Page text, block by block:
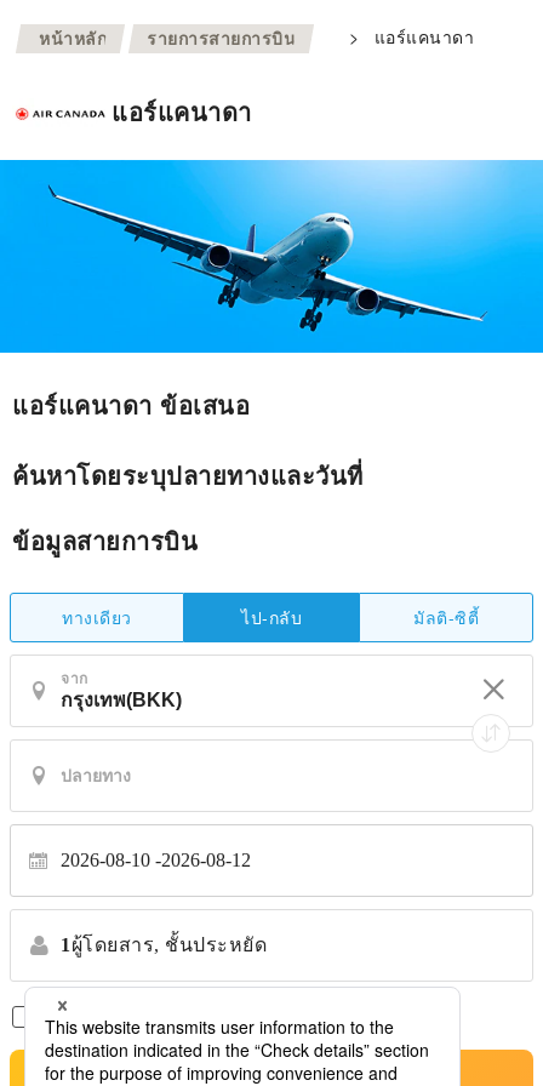
หน้าหลัก >
รายการสายการบิน > แอร์แคนาดา
แอร์แคนาดา
แอร์แคนาดา ข้อเสนอ
ค้นหาโดยระบุปลายทางและวันที่
ข้อมูลสายการบิน
ทางเดียว ไป-กลับ มัลติ-ซิตี้
จาก
2026-08-10 2026-08-12
1 ผู้โดยสาร, ชั้นประหยัด
เที่ยวบินตรงเท่านั้น *ไม่รับการโอนย้าย
ค้นหาตั๋วเครื่องบินที่ดีที่สุด